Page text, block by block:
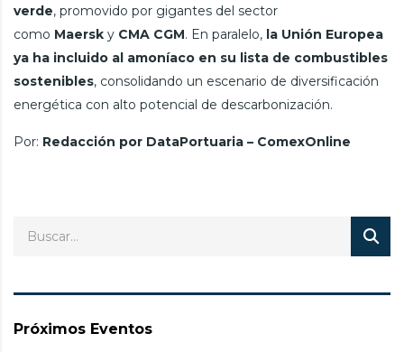
verde, promovido por gigantes del sector
como Maersk y CMA CGM. En paralelo, la Unión Europea
ya ha incluido al amoníaco en su lista de combustibles
sostenibles, consolidando un escenario de diversificación
energética con alto potencial de descarbonización.
Por: Redacción por DataPortuaria – ComexOnline
Próximos Eventos